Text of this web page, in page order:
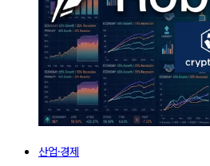
산업·경제